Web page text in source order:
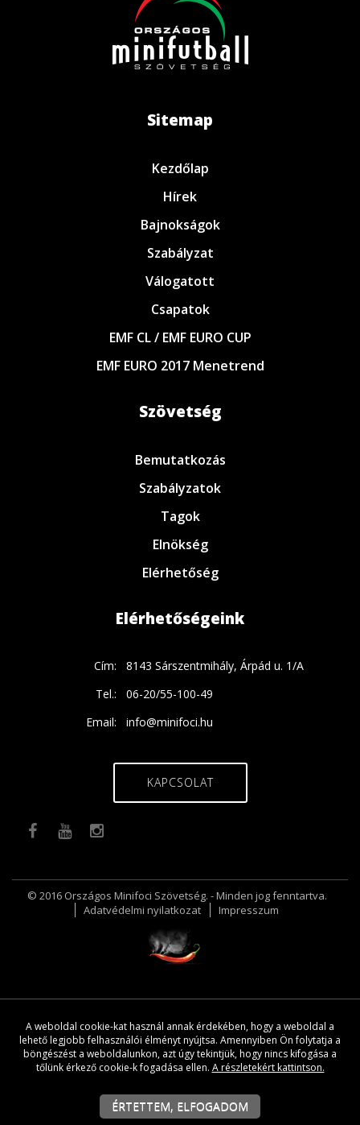
Sitemap
Kezdőlap
Hírek
Bajnokságok
Szabályzat
Válogatott
Csapatok
EMF CL / EMF EURO CUP
EMF EURO 2017 Menetrend
Szövetség
Bemutatkozás
Szabályzatok
Tagok
Elnökség
Elérhetőség
Elérhetőségeink
Cím:
8143 Sárszentmihály, Árpád u. 1/A
Tel.:
06-20/55-100-49
Email:
info@minifoci.hu
KAPCSOLAT
© 2016 Országos Minifoci Szövetség. - Minden jog fenntartva.
Adatvédelmi nyilatkozat
Impresszum
A weboldal cookie-kat használ annak érdekében, hogy a weboldal a
lehető legjobb felhasználói élményt nyújtsa. Amennyiben Ön folytatja a
böngészést a weboldalunkon, azt úgy tekintjük, hogy nincs kifogása a
tőlünk érkező cookie-k fogadása ellen. A részletekért kattintson.
ÉRTETTEM, ELFOGADOM